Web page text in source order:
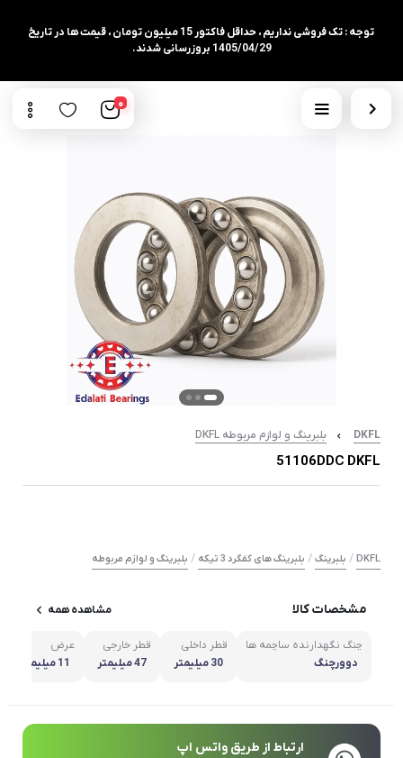
توجه : تک فروشی نداریم ، حداقل فاکتور 15 میلیون تومان ، قیمت ها در تاریخ
1405/04/29 بروزرسانی شدند.
0
DKFL بلبرینگ و لوازم مربوطه DKFL
51106DDC DKFL
DKFL
/ بلبرینگ / بلبرینگ های کفگرد 3 تیکه / بلبرینگ و لوازم مربوطه
مشخصات کالا مشاهده همه
چنگ نگهدارنده ساچمه ها
دوورچنگ
قطر داخلی
30 میلیمتر
قطر خارجی
47 میلیمتر
عرض
11 میلیمتر
ارتباط از طریق واتس اپ